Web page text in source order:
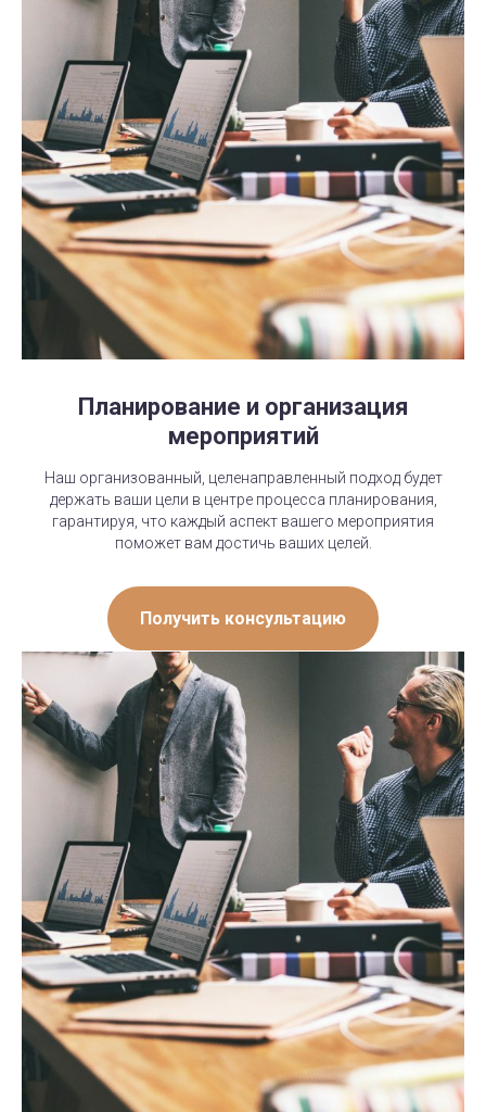
Планирование и организация
мероприятий
Наш организованный, целенаправленный подход будет
держать ваши цели в центре процесса планирования,
гарантируя, что каждый аспект вашего мероприятия
поможет вам достичь ваших целей.
Получить консультацию